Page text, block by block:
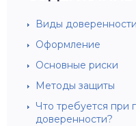
Виды доверенности
Оформление
Основные риски
Методы защиты
Что требуется при
доверенности?